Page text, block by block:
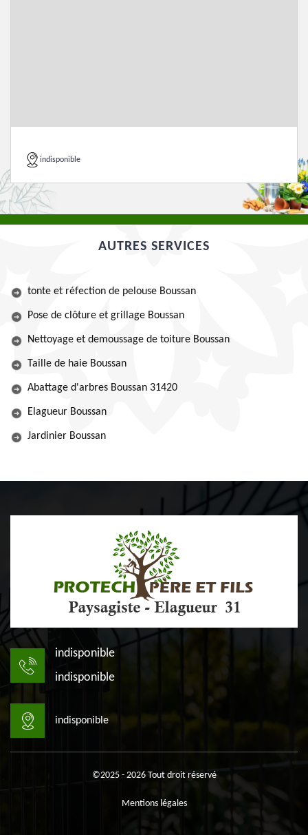
indisponible
AUTRES SERVICES
tonte et réfection de pelouse Boussan
Pose de clôture et grillage Boussan
Nettoyage et demoussage de toiture Boussan
Taille de haie Boussan
Abattage d'arbres Boussan 31420
Elagueur Boussan
Jardinier Boussan
indisponible
indisponible
indisponible
©2025 - 2026 Tout droit réservé
Mentions légales